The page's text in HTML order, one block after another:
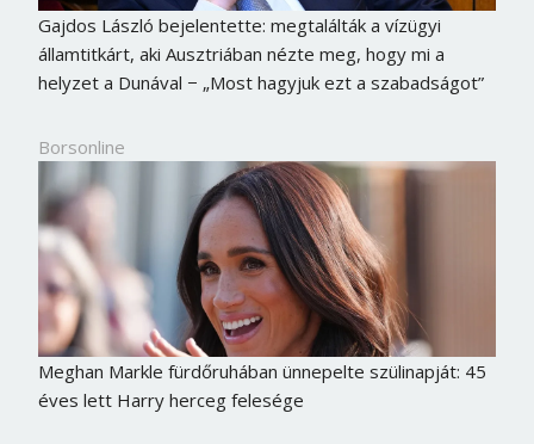
Gajdos László bejelentette: megtalálták a vízügyi
államtitkárt, aki Ausztriában nézte meg, hogy mi a
helyzet a Dunával − „Most hagyjuk ezt a szabadságot”
Borsonline
Meghan Markle fürdőruhában ünnepelte szülinapját: 45
éves lett Harry herceg felesége